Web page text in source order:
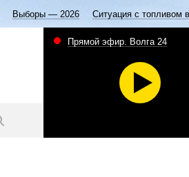
Выборы — 2026 Ситуация с топливом
Прямой эфир. Волга 24